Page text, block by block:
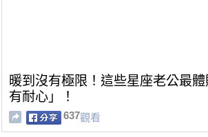
暖到沒有極限！這些星座老公最
有耐心」！
637觀看